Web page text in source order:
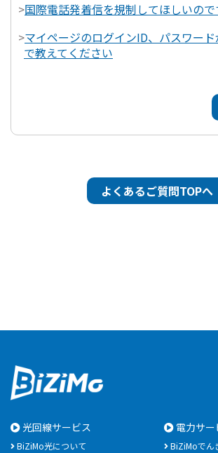
>国際電話発着信を規制してほしいの
>マイページのログインID、パスワー
で教えてください
よくあるご質問TOPへ
光回線サービス
BiZiMo光について
電力サー
BiZiMoでん